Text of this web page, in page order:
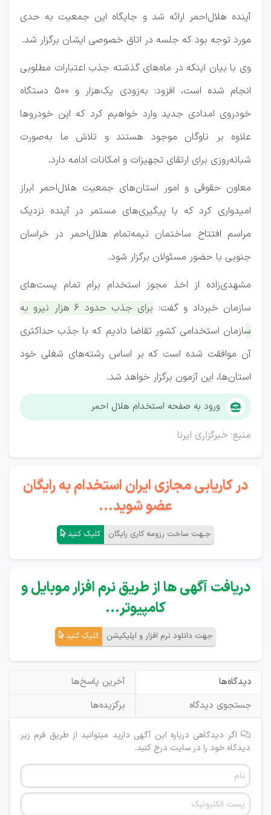
آینده هلال‌احمر ارائه شد و جایگاه این جمعیت به حدی
مورد توجه بود که جلسه در اتاق خصوصی ایشان برگزار شد.
وی با بیان اینکه در ماه‌های گذشته جذب اعتبارات مطلوبی
انجام شده است، افزود: به‌زودی یک‌هزار و ۵۰۰ دستگاه
خودروی امدادی جدید وارد خواهیم کرد که این خودروها
علاوه بر ناوگان موجود هستند و تلاش ما به‌صورت
شبانه‌روزی برای ارتقای تجهیزات و امکانات ادامه دارد.
معاون حقوقی و امور استان‌های جمعیت هلال‌احمر ابراز
امیدواری کرد که با پیگیری‌های مستمر در آینده نزدیک
مراسم افتتاح ساختمان نیمه‌تمام هلال‌احمر در خراسان
جنوبی با حضور مسئولان برگزار شود.
مشهدی‌زاده از اخذ مجوز استخدام برام تمام پست‌های
سازمان خبرداد و گفت:
برای جذب حدود ۶ هزار نیرو به
سازمان استخدامی کشور تقاضا دادیم که با جذب حداکثری
آن موافقت شده است که بر اساس رشته‌های شغلی خود
استان‌ها، این آزمون برگزار خواهد شد.
ورود به صفحه استخدام هلال احمر
منبع: خبرگزاری ایرنا
در کاریابی مجازی ایران استخدام به رایگان
عضو شوید...
جـهت ساخت رزومه کاری رایگان کلیک کنید
دریافت آگهی ها از طریق نرم افزار موبایل و
کامپیوتر...
جهت دانلود نرم افزار و اپلیکیشن کلیک کنید
دیدگاه‌ها
آخرین پاسخ‌ها
جستجوی دیدگاه
برگزیده‌ها
اگر دیدگاهی درباره این آگهی دارید میتوانید از طریق فرم زیر
دیدگاه خود را در سایت درج کنید.